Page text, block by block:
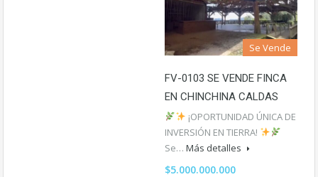
Se Vende
FV-0103 SE VENDE FINCA
EN CHINCHINA CALDAS
¡OPORTUNIDAD ÚNICA DE
INVERSIÓN EN TIERRA!
Se… Más detalles
$5.000.000.000